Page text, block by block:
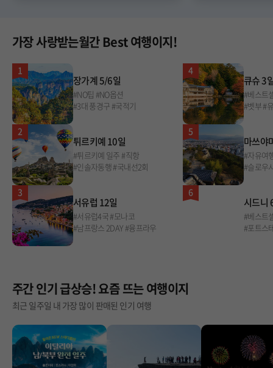
가장 사랑받는월간 Best 여행이지!
장가계 5/6일
#NO팁 #NO옵션
#3대 풍경구 #국적기
1
튀르키예 10일
#튀르키예 일주 #직항
#인솔자동행 #국내선2회
2
서유럽 12일
#서유럽4국 #모나코
#남프랑스 2DAY #융프라우
3
큐슈 3
#베스트
#벳부 #
4
마쓰야
#자유여
#슬로우
5
시드니
#베스트
#포트스
6
주간 인기 급상승! 요즘 뜨는 여행이지
최근 일주일 내 가장 많이 판매된 인기 여행